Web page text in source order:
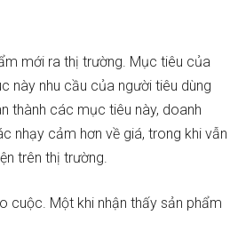
mới ra thị trường. Mục tiêu của
này nhu cầu của người tiêu dùng
thành các mục tiêu này, doanh
nhạy cảm hơn về giá, trong khi vẫn
trên thị trường.
cuộc. Một khi nhận thấy sản phẩm